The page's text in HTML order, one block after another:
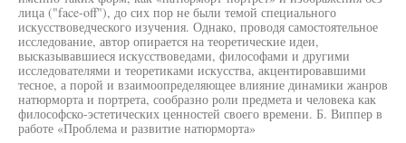
лица ("face-off"), до сих пор не были темой специального
искусствоведческого изучения. Однако, проводя самостоятельное
исследование, автор опирается на теоретические идеи,
высказывавшиеся искусствоведами, философами и другими
исследователями и теоретиками искусства, акцентировавшими
тесное, а порой и взаимоопределяющее влияние динамики жанров
натюрморта и портрета, сообразно роли предмета и человека как
философско-эстетических ценностей своего времени. Б. Виппер в
работе «Проблема и развитие натюрморта»